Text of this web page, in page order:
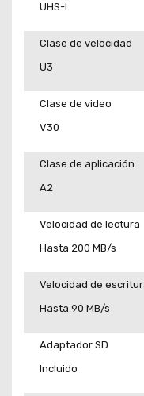
UHS-I
Clase de velocidad
U3
Clase de video
V30
Clase de aplicación
A2
Velocidad de lectura
Hasta 200 MB/s
Velocidad de
Hasta 90 MB/s
Adaptador SD
Incluido